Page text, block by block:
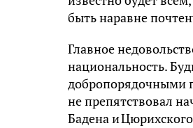
быть наравне
Главное
национальность.
добропорядочными
не препятствовал
Бадена и